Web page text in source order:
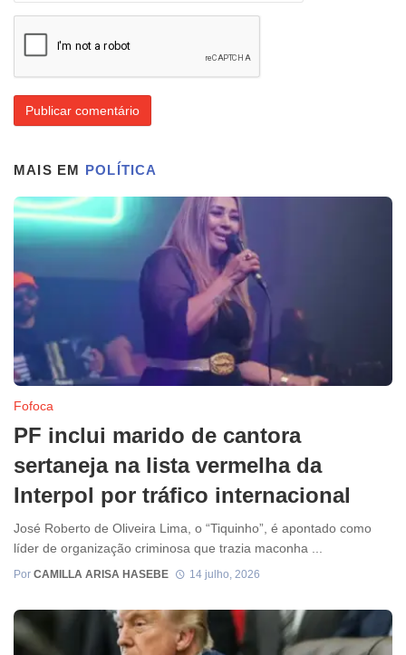
MAIS EM POLÍTICA
Fofoca
PF inclui marido de cantora
sertaneja na lista vermelha da
Interpol por tráfico internacional
José Roberto de Oliveira Lima, o “Tiquinho”, é apontado como
líder de organização criminosa que trazia maconha ...
Por CAMILLA ARISA HASEBE 14 julho, 2026